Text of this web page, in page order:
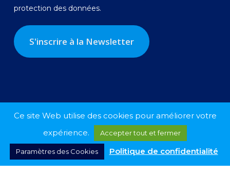
protection des données.
Ce site Web utilise des cookies pour améliorer votre
expérience.
Accepter tout et fermer
Paramètres des Cookies Politique de confidentialité